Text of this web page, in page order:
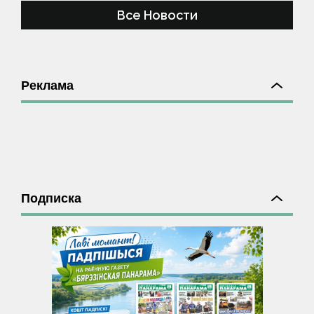
Все Новости
Реклама
Подписка